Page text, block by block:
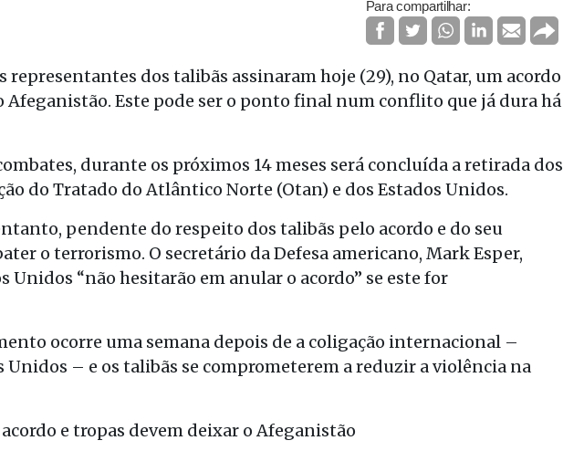
Para compartilhar:
representantes dos talibãs assinaram hoje (29), no Qatar, um acordo
Afeganistão. Este pode ser o ponto final num conflito que já dura há
durante os próximos 14 meses será concluída a retirada dos
do Tratado do Atlântico Norte (Otan) e dos Estados Unidos.
pendente do respeito dos talibãs pelo acordo e do seu
o terrorismo. O secretário da Defesa americano, Mark Esper,
Unidos “não hesitarão em anular o acordo” se este for
ocorre uma semana depois de a coligação internacional –
Unidos – e os talibãs se comprometerem a reduzir a violência na
e tropas devem deixar o Afeganistão